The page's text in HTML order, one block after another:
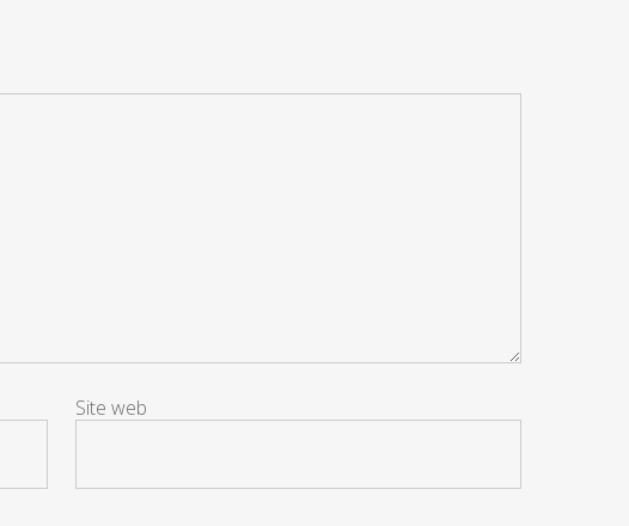
Site web